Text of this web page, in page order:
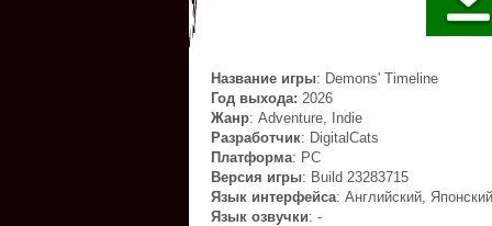
Название игры: Demons' Timeline
Год выхода: 2026
Жанр: Adventure, Indie
Разработчик: DigitalCats
Платформа: PC
Версия игры: Build 23283715
Язык интерфейса: Английский, Японский
Язык озвучки: -